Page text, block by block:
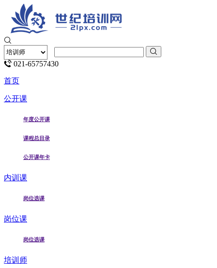
021-65757430
首页
公开课
年度公开课
课程总目录
公开课年卡
内训课
岗位选课
岗位课
岗位选课
培训师